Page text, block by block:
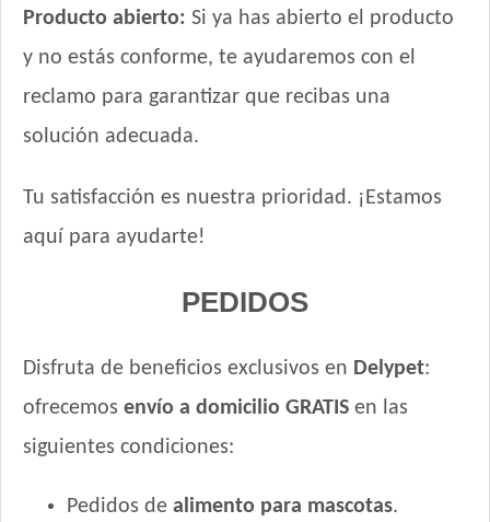
Producto abierto: Si ya has abierto el producto
y no estás conforme, te ayudaremos con el
reclamo para garantizar que recibas una
solución adecuada.
Tu satisfacción es nuestra prioridad. ¡Estamos
aquí para ayudarte!
PEDIDOS
Disfruta de beneficios exclusivos en Delypet:
ofrecemos envío a domicilio GRATIS en las
siguientes condiciones:
Pedidos de alimento para mascotas.